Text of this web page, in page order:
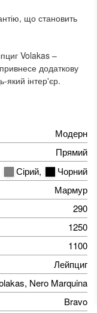
що становить
Volakas –
додаткову
який інтер'єр.
Модерн
Прямий
Сірий,
Чорний
Мармур
290
1250
1100
Лейпциг
Nero Marquina
Bravo